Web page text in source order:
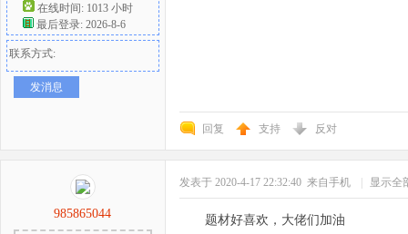
在线时间: 1013 小时
最后登录: 2026-8-6
联系方式:
发消息
回复 支持 反对
985865044
发表于 2020-4-17 22:32:40 来自手机 显示全
题材好喜欢，大佬们加油